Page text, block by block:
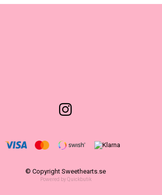
© Copyright Sweethearts.se
Powered by Quickbutik